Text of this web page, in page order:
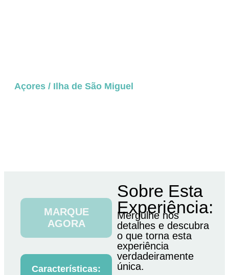
Açores / Ilha de São Miguel
Passeio a Pé – Lagoa do
Sobre Esta
Experiência:
Mergulhe nos
detalhes e descubra
o que torna esta
experiência
verdadeiramente
única.
MARQUE
AGORA
Características: